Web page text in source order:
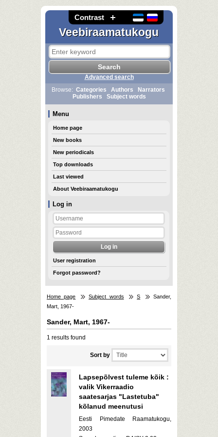
Contrast
Veebiraamatukogu
Log in
User registration
Forgot password?
Advanced search
Browse: Categories Authors
Narrators
Publishers
Subject words
Menu
Home page
New books
New periodicals
Top downloads
Last viewed
About Veebiraamatukogu
Home page Subject words S
Sander,
Mart, 1967-
Sander, Mart, 1967-
1 results found
Sort by
Lapsepõlvest tuleme kõik :
valik Vikerraadio
saatesarjas "Lastetuba"
kõlanud meenutusi
Eesti Pimedate Raamatukogu,
2003